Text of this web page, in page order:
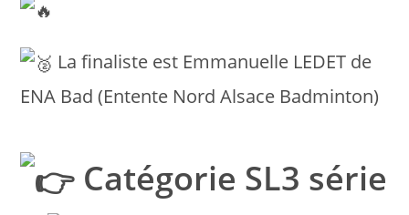
La finaliste est Emmanuelle LEDET de
ENA Bad (Entente Nord Alsace Badminton)
Catégorie SL3 série